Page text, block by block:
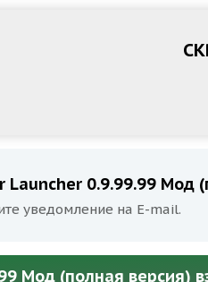
Launcher 0.9.99.99 Мод
уведомление на E-mail.
Мод (полная версия)